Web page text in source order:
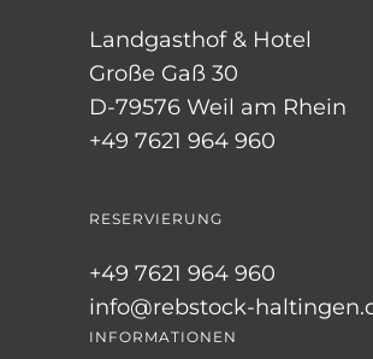
Landgasthof & Hotel
Große Gaß 30
D-79576 Weil am Rhein
+49 7621 964 960
RESERVIERUNG
+49 7621 964 960
info@rebstock-
INFORMATIONEN